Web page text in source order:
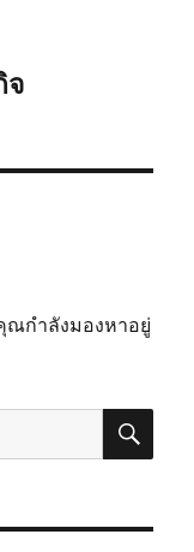
จ
ณกำลังมองหาอยู่
ค้น